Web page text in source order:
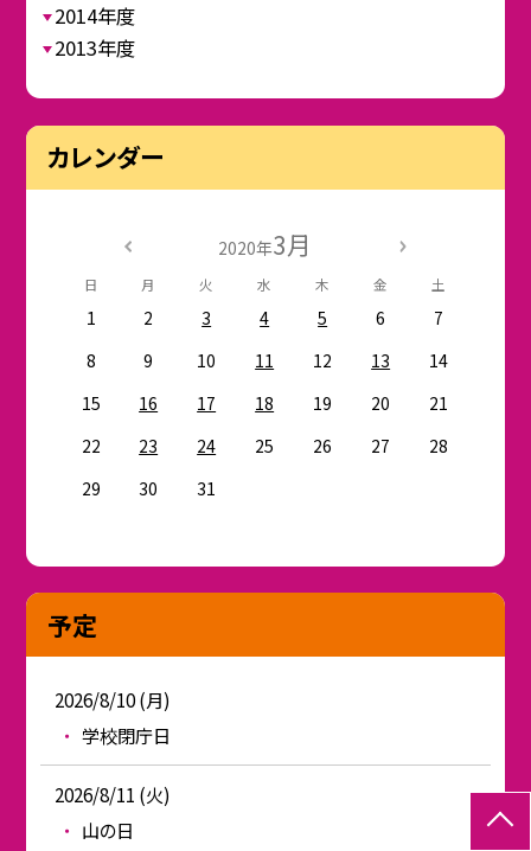
2014年度
2013年度
カレンダー
2020年3月
日 月 火 水 木 金 土
1 2 3 4 5 6
7
8
9 10 11 12 13
14
15
16 17 18 19 20
21
22
23 24 25 26 27
28
29
30 31
予定
2026/8/10 (月)
学校閉庁日
2026/8/11 (火)
山の日